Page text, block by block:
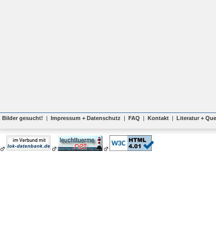
Bilder gesucht! | Impressum + Datenschutz | FAQ | Kontakt | Literatur +